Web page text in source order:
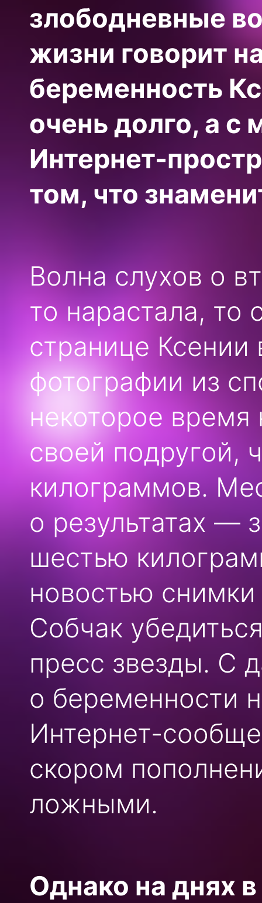
злободневные
жизни говорит
беременность
очень долго, а с
Интернет-
том, что
Волна слухов о
то нарастала, то
странице Ксении
фотографии из
некоторое время
своей подругой,
килограммов.
о результатах —
шестью
новостью
Собчак
пресс звезды. С
о беременности
Интернет-
скором
ложными.
Однако на днях